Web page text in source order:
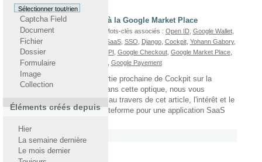
Sélectionner tout/rien
Captcha Field
Document
Fichier
Dossier
Formulaire
Image
Collection
Éléments créés depuis
Hier
La semaine dernière
Le mois dernier
Intégration de Cockpit à la Google Market Place
ParJoseph Rozencwajg — Mots-clés associés : Open ID, Google Wallet,
Joseph Rozencwajg
SaaS, SSO Django, Cockpit, Yohann Gabory,
Google Apps For Business
API Google Checkout, Google Market Place,
Cockpit Mailing
Google Payement
Nous envisageons la sortie prochaine de Cockpit sur la
Google Market Place. Dans cette optique, nous vous
proposons de présenter, au travers de cet article, l'intérêt et le
fonctionnement de la plateforme pour une application SaaS
Rattaché à 2011